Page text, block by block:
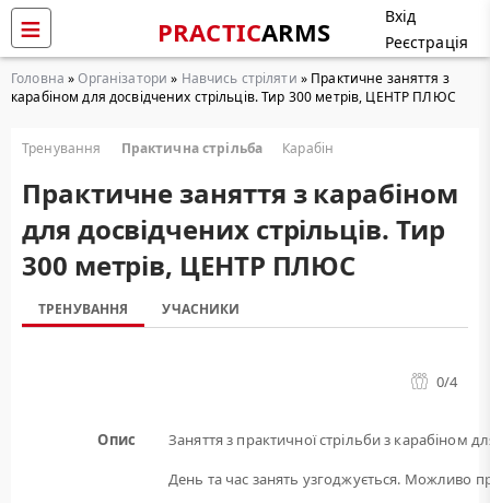
PRACTICARMS
Вхід
Реєстрація
Головна »Організатори » Навчись стріляти » Практичне заняття з
карабіном для досвідчених стрільців. Тир 300 метрів, ЦЕНТР ПЛЮС
Тренування Практична стрільба Карабін
Практичне заняття з карабіном
для досвідчених стрільців. Тир
300 метрів, ЦЕНТР ПЛЮС
ТРЕНУВАННЯ УЧАСНИКИ
0/4
Опис
Заняття з практичної стрільби з карабіном
День та час занять узгоджується. Можливо